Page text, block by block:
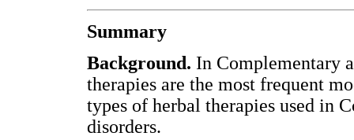
Summary
Background. In Complementary
therapies are the most frequent
types of herbal therapies used in
disorders.